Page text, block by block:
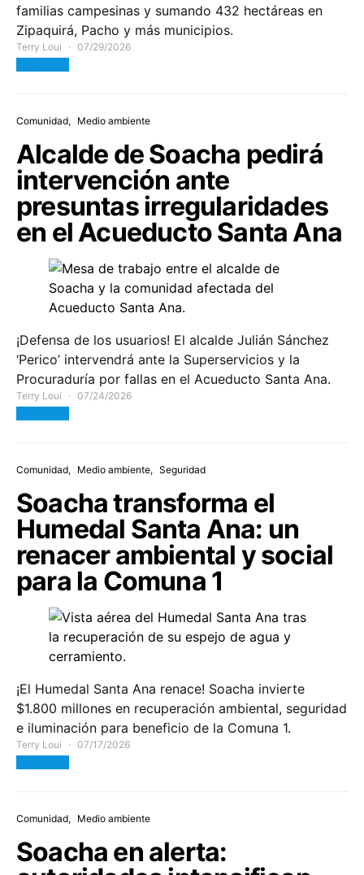
familias campesinas y sumando 432 hectáreas en
Zipaquirá, Pacho y más municipios.
Terry Loui 07/29/2026
Comunidad Medio ambiente
Alcalde de Soacha pedirá
intervención ante
presuntas irregularidades
en el Acueducto Santa Ana
¡Defensa de los usuarios! El alcalde Julián Sánchez
‘Perico’ intervendrá ante la Superservicios y la
Procuraduría por fallas en el Acueducto Santa Ana.
Terry Loui 07/24/2026
Comunidad Medio ambiente Seguridad
Soacha transforma el
Humedal Santa Ana: un
renacer ambiental y social
para la Comuna 1
¡El Humedal Santa Ana renace! Soacha invierte
$1.800 millones en recuperación ambiental, seguridad
e iluminación para beneficio de la Comuna 1.
Terry Loui 07/17/2026
Comunidad Medio ambiente
Soacha en alerta: